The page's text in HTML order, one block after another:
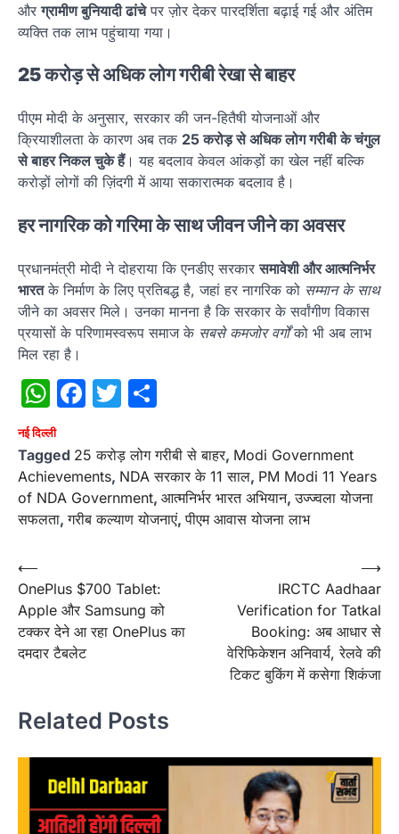
औरग्रामीण बुनियादी ढांचेपर ज़ोर देकर पारदर्शिता बढ़ाई गई और अंतिम
व्यक्ति तक लाभ पहुंचाया गया।
25 करोड़ से अधिक लोग गरीबी रेखा से बाहर
पीएम मोदी के अनुसार, सरकार की जन-हितैषी योजनाओं और
क्रियाशीलता के कारण अब तक 25 करोड़ से अधिक लोग गरीबी के चंगुल
से बाहर निकल चुके हैं। यह बदलाव केवल आंकड़ों का खेल नहीं बल्कि
करोड़ों लोगों की ज़िंदगी में आया सकारात्मक बदलाव है।
हर नागरिक को गरिमा के साथ जीवन जीने का अवसर
प्रधानमंत्री मोदी ने दोहराया कि एनडीए सरकारसमावेशी और आत्मनिर्भर
भारतके निर्माण के लिए प्रतिबद्ध है, जहां हर नागरिक को सम्मान के साथ
जीने का अवसर मिले। उनका मानना है कि सरकार के सर्वांगीण विकास
प्रयासों के परिणामस्वरूप समाज के सबसे कमजोर वर्गोंको भी अब लाभ
मिल रहा है।
WhatsApp
Facebook
Twitter
नई दिल्ली
Tagged 25 करोड़ लोग गरीबी से बाहर, Modi Government
Achievements, NDA सरकार के 11 साल, PM Modi 11 Years
of NDA Government, आत्मनिर्भर भारत अभियान,उज्ज्वला योजना
सफलता,गरीब कल्याण योजनाएं,पीएम आवास योजना लाभ
Post
navigation
⟵
OnePlus $700 Tablet:
Apple और Samsung को
टक्कर देने आ रहा OnePlus का
दमदार टैबलेट
IRCTC Aadhaar
Verification for Tatkal
Booking: अब आधार से
वेरिफिकेशन अनिवार्य, रेलवे की
टिकट बुकिंग में कसेगा शिकंजा
⟶
Related Posts